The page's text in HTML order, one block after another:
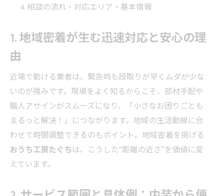
相談の流れ・対応エリア・基本情報
1. 地域密着が生む迅速対応と安心の理
由
近場で動ける業者は、緊急時も段取りが早くムダが少な
いのが強みです。現場をよく知るからこそ、部材手配や
職人アサインがスムーズになり、「小さなお困りごとも
まるっと解決！」につながります。地域の生活動線に合
わせて時間調整できるのもポイント。地域密着を掲げる
おうち工房たぐちは、こうした“距離の近さ”を価値に変
えています。